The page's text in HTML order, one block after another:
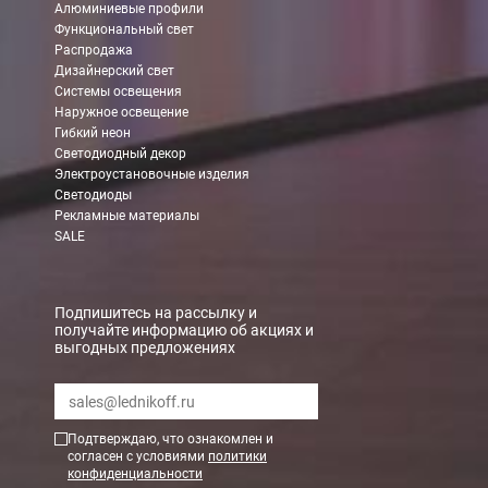
БЕСПЛАТНАЯ доставка при сумме заказа от 7000 руб.
При заказе менее 7000 руб. стоимость доставки 750 руб.
В Москве и МО (за МКАД)
При заказе от 7000 руб. стоимость доставки равна 30 руб.
При заказе менее 7000 руб. стоимость доставки 750 руб. +
В Санкт-Петербурге
При заказе менее 7000 руб. стоимость доставки
Мы можем доставить ваши заказы сервисом компании
Транспортные компании
Алюминиевые профили
Функциональный свет
Распродажа
Дизайнерский свет
Системы освещения
Наружное освещение
Гибкий неон
Светодиодный декор
Электроустановочные изделия
Светодиоды
Рекламные материалы
SALE
Подпишитесь на рассылку и
получайте информацию об акциях и
выгодных предложениях
Подтверждаю, что ознакомлен и
согласен с условиями политики
конфиденциальности